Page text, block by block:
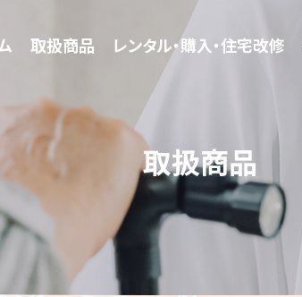
取扱商品 レンタル・購入・住宅改修
取扱商品 レンタル・購入・住宅改修
取扱商品